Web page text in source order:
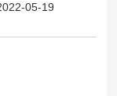
05-19